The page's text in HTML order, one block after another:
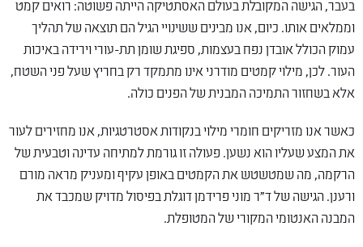
בעבר, הגישה המקובלת בעולם האסתטיקה הייתה פשוטה: רואים קמט
וממלאים אותו. כיום, אנו מבינים ששינויי הגיל הם תוצאה של תהליך
עמוק הכולל אובדן נפח בעצמות, ספיגת שומן תת-עורי וירידה באיכות
העור. לכן, מילוי קמטים מודרני אינו מתמקד רק בחריץ שעל פני השטח,
אלא בשחזור התמיכה המבנית של הפנים כולה.
כאשר אנו מזריקים חומרי מילוי בנקודות אסטרטגיות, אנו מחזירים לעור
את המצע שעליו הוא נשען. פעולה זו גורמת למתיחה עדינה וטבעית של
הרקמה, מה שמטשטש את הקמטים באופן עקיף ומעניק מראה מורם
ורענן. הגישה של ד"ר מוני פרידמן דוגלת בפיסול מדויק שמכבד את
המבנה האנטומי המקורי של המטופלת.